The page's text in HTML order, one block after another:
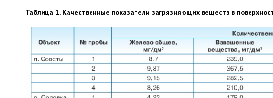
Таблица 1. Качественные показатели загрязняющих веществ в